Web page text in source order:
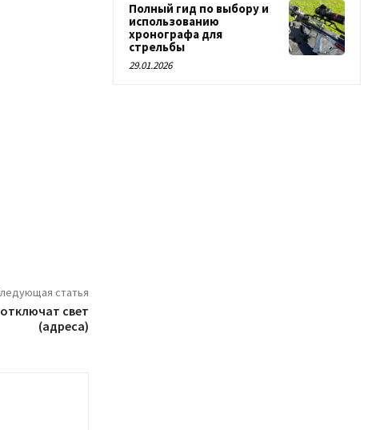
статья
свет
(адреса)
Полный гид по выбору и
использованию
хронографа для
стрельбы
29.01.2026